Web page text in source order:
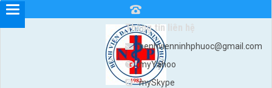
Thông tin liên hệ
benhvienninhphuoc@gmail.com
myYahoo
mySkype